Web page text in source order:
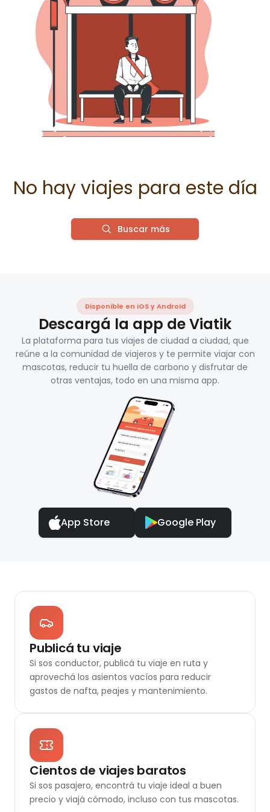
No hay viajes para este día
Buscar más
Disponible en iOS y Android
Descargá la app de Viatik
La plataforma para tus viajes de ciudad a ciudad, que
reúne a la comunidad de viajeros y te permite viajar con
mascotas, reducir tu huella de carbono y disfrutar de
otras ventajas, todo en una misma app.
App Store Google Play
Publicá tu viaje
Si sos conductor, publicá tu viaje en ruta y
aprovechá los asientos vacíos para reducir
gastos de nafta, peajes y mantenimiento.
Cientos de viajes baratos
Si sos pasajero, encontrá tu viaje ideal a buen
precio y viajá cómodo, incluso con tus mascotas.